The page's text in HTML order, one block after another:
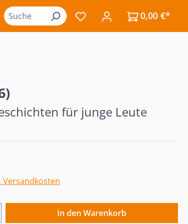
Du hast 0 Produkte auf
0,00 €*
für junge Leute
Versandkosten
Gib den gewünschten Wert
In den Warenkorb